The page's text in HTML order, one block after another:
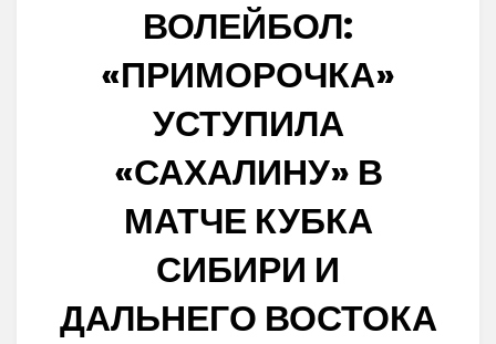
ВОЛЕЙБОЛ:
«ПРИМОРОЧКА»
УСТУПИЛА
«САХАЛИНУ» В
МАТЧЕ КУБКА
СИБИРИ И
ДАЛЬНЕГО ВОСТОКА